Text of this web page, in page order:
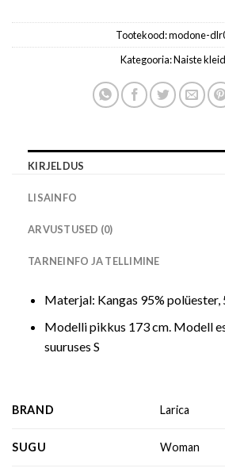
Tootekood:modone-
Kategooria:Naiste
KIRJELDUS
LISAINFO
ARVUSTUSED (0)
TARNEINFO JA TELLIMINE
Materjal: Kangas 95% polüester,
Modelli pikkus 173 cm. Modell
suuruses S
BRAND Larica
SUGU Woman